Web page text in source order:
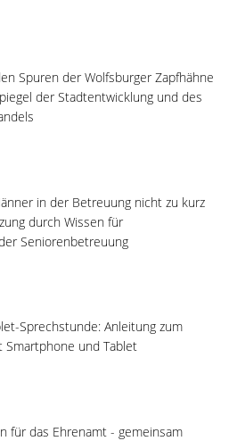
Spuren der Wolfsburger Zapfhähne
der Stadtentwicklung und des
in der Betreuung nicht zu kurz
durch Wissen für
Seniorenbetreuung
Sprechstunde: Anleitung zum
Smartphone und Tablet
für das Ehrenamt - gemeinsam